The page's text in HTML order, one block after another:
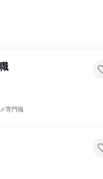
専門職